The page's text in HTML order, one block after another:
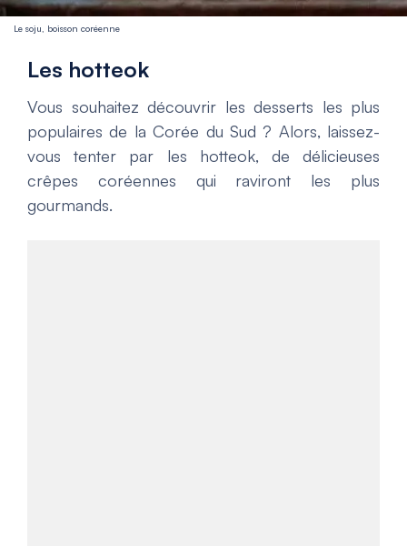
Le soju, boisson coréenne
Les hotteok
Vous souhaitez découvrir les desserts les plus
populaires de la Corée du Sud ? Alors, laissez-
vous tenter par les hotteok, de délicieuses
crêpes coréennes qui raviront les plus
gourmands.